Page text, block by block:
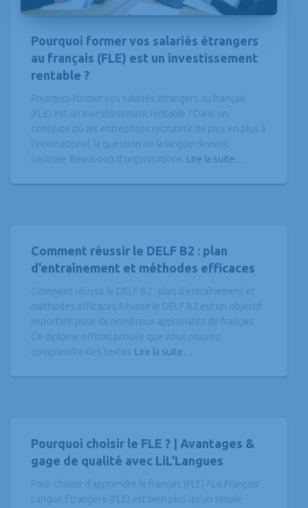
Pourquoi former vos salariés étrangers
au français (FLE) est un investissement
rentable ?
Pourquoi former vos salariés étrangers au français
(FLE) est un investissement rentable ? Dans un
contexte où les entreprises recrutent de plus en plus à
l’international, la question de la langue devient
centrale. Beaucoup d’organisations Lire la suite…
Comment réussir le DELF B2 : plan
d’entraînement et méthodes efficaces
Comment réussir le DELF B2 : plan d’entraînement et
méthodes efficaces Réussir le DELF B2 est un objectif
important pour de nombreux apprenants de français.
Ce diplôme officiel prouve que vous pouvez
comprendre des textes Lire la suite…
Pourquoi choisir le FLE ? | Avantages &
gage de qualité avec LiL’Langues
Pour choisir d’apprendre le français (FLE) ? Le Français
Langue Étrangère (FLE) est bien plus qu’un simple